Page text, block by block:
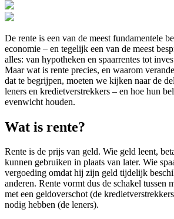
De rente is een van de meest fundamentele
economie – en tegelijk een van de meest
alles: van hypotheken en spaarrentes tot
Maar wat is rente precies, en waarom
dat te begrijpen, moeten we kijken naar de
leners en kredietverstrekkers – en hoe hun
evenwicht houden.
Wat is rente?
Rente is de prijs van geld. Wie geld leent,
kunnen gebruiken in plaats van later. Wie
vergoeding omdat hij zijn geld tijdelijk
anderen. Rente vormt dus de schakel tussen
met een geldoverschot (de
nodig hebben (de leners).